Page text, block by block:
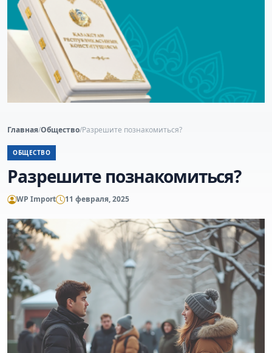
Главная/Общество/Разрешите познакомиться?
ОБЩЕСТВО
Разрешите познакомиться?
WP Import 11 февраля, 2025